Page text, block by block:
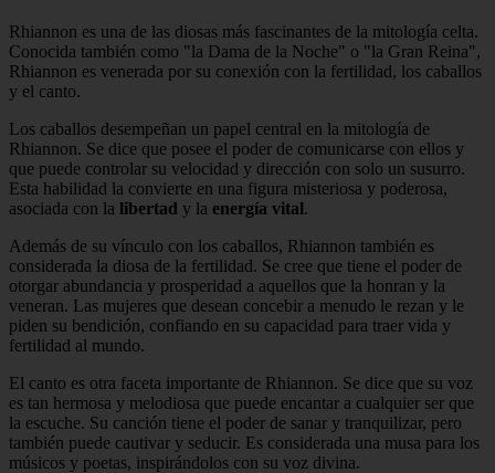
Rhiannon es una de las diosas más fascinantes de la mitología celta.
Conocida también como "la Dama de la Noche" o "la Gran Reina",
Rhiannon es venerada por su conexión con la fertilidad, los caballos
y el canto.
Los caballos desempeñan un papel central en la mitología de
Rhiannon. Se dice que posee el poder de comunicarse con ellos y
que puede controlar su velocidad y dirección con solo un susurro.
Esta habilidad la convierte en una figura misteriosa y poderosa,
asociada con la libertad y la energía vital.
Además de su vínculo con los caballos, Rhiannon también es
considerada la diosa de la fertilidad. Se cree que tiene el poder de
otorgar abundancia y prosperidad a aquellos que la honran y la
veneran. Las mujeres que desean concebir a menudo le rezan y le
piden su bendición, confiando en su capacidad para traer vida y
fertilidad al mundo.
El canto es otra faceta importante de Rhiannon. Se dice que su voz
es tan hermosa y melodiosa que puede encantar a cualquier ser que
la escuche. Su canción tiene el poder de sanar y tranquilizar, pero
también puede cautivar y seducir. Es considerada una musa para los
músicos y poetas, inspirándolos con su voz divina.